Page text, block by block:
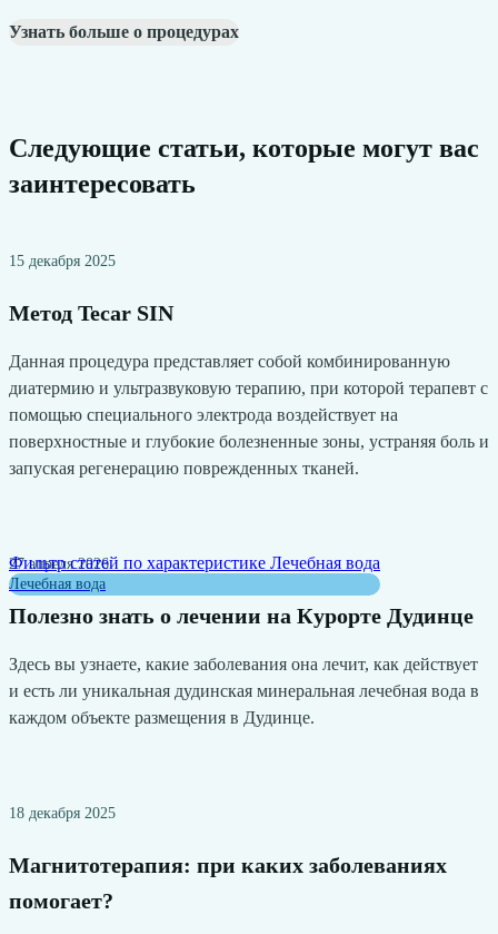
Узнать больше о процедурах
Следующие статьи, которые могут вас
заинтересовать
15 декабря 2025
Метод Tecar SIN
Данная процедура представляет собой комбинированную
диатермию и ультразвуковую терапию, при которой терапевт с
помощью специального электрода воздействует на
поверхностные и глубокие болезненные зоны, устраняя боль и
запуская регенерацию поврежденных тканей.
27 апреля 2026
Полезно знать о лечении на Курорте Дудинце
Здесь вы узнаете, какие заболевания она лечит, как действует
и есть ли уникальная дудинская минеральная лечебная вода в
каждом объекте размещения в Дудинце.
Фильтр статей по характеристике Лечебная вода
Лечебная вода
18 декабря 2025
Магнитотерапия: при каких заболеваниях
помогает?